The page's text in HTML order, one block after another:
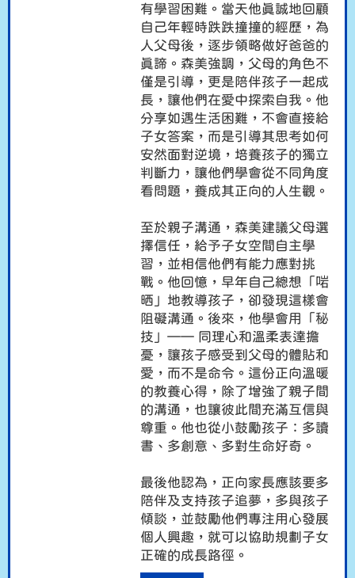
有學習困難 。 當天他真誠地回顧
自己年輕時跌跌撞撞的經歷，為
人父母後，逐步領略做好爸爸的
真諦。森美強調，父母的角色不
僅是引導，更是陪伴孩子一起成
長，讓他們在愛中探索自我。他
分享如遇生活困難 ， 不會直接給
子女答案，而是引導其思考如何
安然面對逆境，培養孩子的獨立
判斷力，讓他們學會從不同角度
看問題，養成其正向的人生觀。
至於親子溝通，森美建議父母選
擇信任，給予子女空間自主學
習，並相信他們有能力應對挑
戰。他回憶，早年自己總想「啱
晒」地教導孩子，卻發現這樣會
阻礙溝通。後來，他學會用「秘
技」—— 同理心和溫柔表達擔
憂，讓孩子感受到父母的體貼和
愛，而不是命令。這份正向溫暖
的教養心得，除了增強了親子間
的溝通，也讓彼此間充滿互信與
尊重。他也從小鼓勵孩子 ： 多讀
書、多創意、多對生命好奇 。
最後他認為，正向家長應該要多
陪伴及支持孩子追夢，多與孩子
傾談，並鼓勵他們專注用心發展
個人興趣 ， 就可以協助規劃子女
正確的成長路徑。